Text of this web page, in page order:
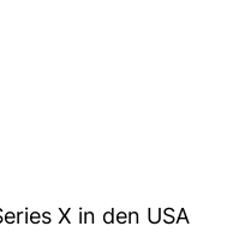
X in den USA